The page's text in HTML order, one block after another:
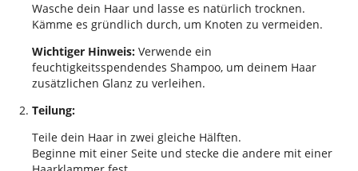
Wasche dein Haar und lasse es natürlich trocknen.
Kämme es gründlich durch, um Knoten zu vermeiden.
Wichtiger Hinweis: Verwende ein
feuchtigkeitsspendendes Shampoo, um deinem Haar
zusätzlichen Glanz zu verleihen.
Teilung:
Teile dein Haar in zwei gleiche Hälften.
Beginne mit einer Seite und stecke die andere mit einer